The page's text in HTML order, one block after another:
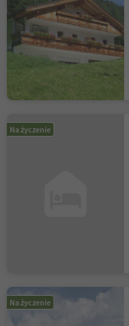
Na życzenie
Na życzenie